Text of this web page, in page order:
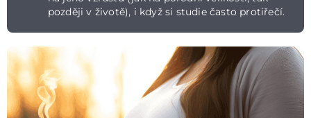
později v životě), i když si studie často protiřečí.